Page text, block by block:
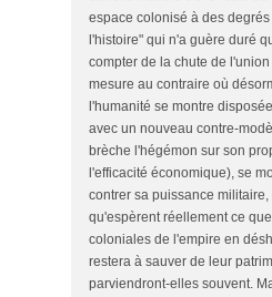
espace colonisé à des
l'histoire" qui n'a guère duré
compter de la chute de
mesure au contraire où
l'humanité se montre
avec un nouveau contre-
brèche l'hégémon sur son
l'efficacité économique), se
contrer sa puissance
qu'espèrent réellement ce
coloniales de l'empire en
restera à sauver de leur
parviendront-elles souvent.